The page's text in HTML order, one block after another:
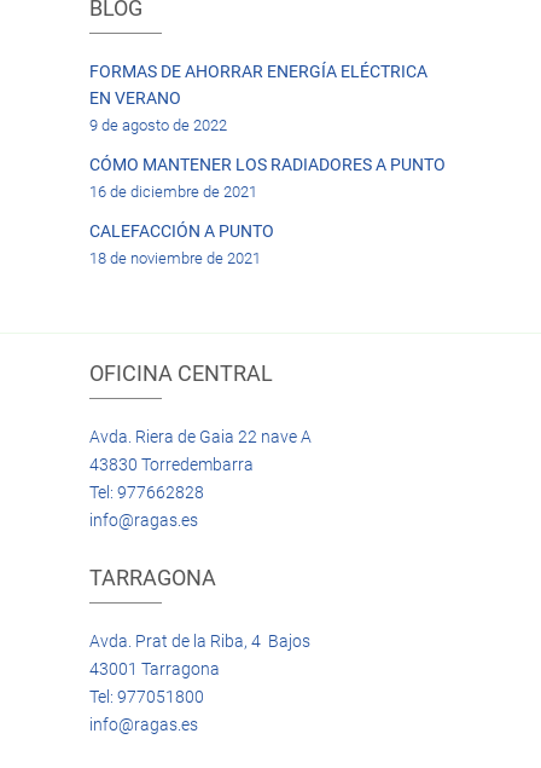
BLOG
FORMAS DE AHORRAR ENERGÍA ELÉCTRICA
EN VERANO
9 de agosto de 2022
CÓMO MANTENER LOS RADIADORES A PUNTO
16 de diciembre de 2021
CALEFACCIÓN A PUNTO
18 de noviembre de 2021
OFICINA CENTRAL
Avda. Riera de Gaia 22 nave A
43830 Torredembarra
Tel: 977662828
info@ragas.es
TARRAGONA
Avda. Prat de la Riba, 4 Bajos
43001 Tarragona
Tel: 977051800
info@ragas.es